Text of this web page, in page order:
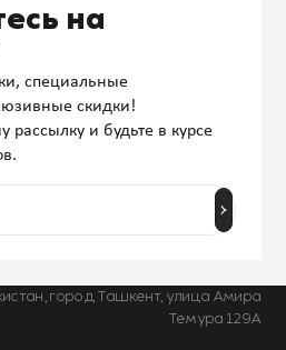
город Ташкент, улица Амира
Темура 129А
на
специальные
скидки!
и будьте в курсе